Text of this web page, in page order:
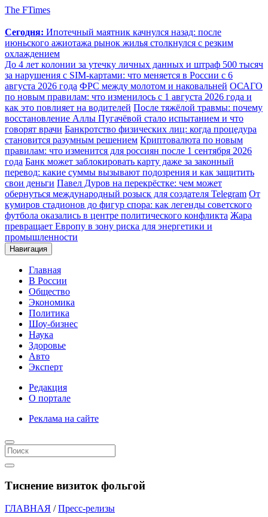
The FTimes
Сегодня: Ипотечный маятник качнулся назад: после
июньского ажиотажа рынок жилья столкнулся с резким
охлаждением
До 4 лет колонии за утечку личных данных и штраф 500 тысяч
за нарушения с SIM-картами: что меняется в России с 6
августа 2026 года ФРС между молотом и наковальней ОСАГО
по новым правилам: что изменилось с 1 августа 2026 года и
как это повлияет на водителей После тяжёлой травмы: почему
восстановление Аллы Пугачёвой стало испытанием и что
говорят врачи Банкротство физических лиц: когда процедура
становится разумным решением Криптовалюта по новым
правилам: что изменится для россиян после 1 сентября 2026
года Банк может заблокировать карту даже за законный
перевод: какие суммы вызывают подозрения и как защитить
свои деньги Павел Дуров на перекрёстке: чем может
обернуться международный розыск для создателя Telegram От
кумиров стадионов до фигур спора: как легенды советского
футбола оказались в центре политического конфликта Жара
превращает Европу в зону риска для энергетики и
промышленности
Навигация
Главная
В России
Общество
Экономика
Политика
Шоу-бизнес
Наука
Здоровье
Авто
Эксперт
Редакция
О портале
Реклама на сайте
Тиснение визиток фольгой
ГЛАВНАЯ /Пресс-релизы